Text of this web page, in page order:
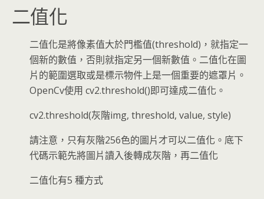
二值化
二值化是將像素值大於門檻值(threshold)，就指定一
個新的數值，否則就指定另一個新數值。二值化在圖
片的範圍選取或是標示物件上是一個重要的遮罩片。
OpenCv使用 cv2.threshold()即可達成二值化。
cv2.threshold(灰階img, threshold, value, style)
請注意，只有灰階256色的圖片才可以二值化。底下
代碼示範先將圖片讀入後轉成灰階，再二值化
二值化有5 種方式